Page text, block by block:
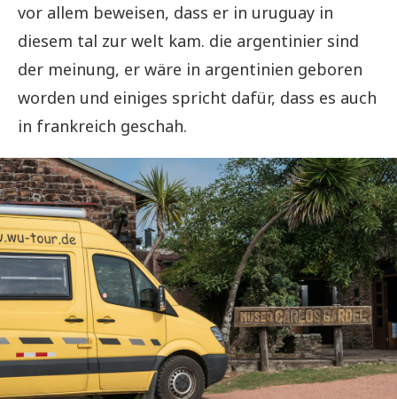
vor allem beweisen, dass er in uruguay in
diesem tal zur welt kam. die argentinier sind
der meinung, er wäre in argentinien geboren
worden und einiges spricht dafür, dass es auch
in frankreich geschah.